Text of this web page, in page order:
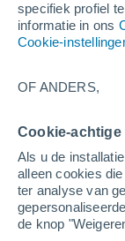
specifiek profiel
informatie in ons
Cookie-
OF ANDERS,
Cookie-
Als u de
alleen cookies
ter analyse van
de knop